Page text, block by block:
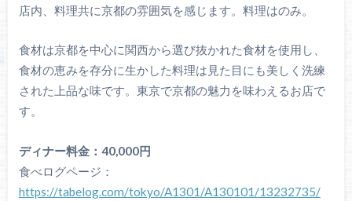
店内、料理共に京都の雰囲気を感じます。料理はのみ。
食材は京都を中心に関西から選び抜かれた食材を使用し、
食材の恵みを存分に生かした料理は見た目にも美しく洗練
された上品な味です。東京で京都の魅力を味わえるお店で
す。
ディナー料金：40,000円
食べログページ：
https://tabelog.com/tokyo/A1301/A130101/13232735/